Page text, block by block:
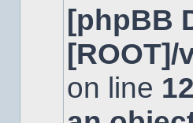
non
[phpBB
on line